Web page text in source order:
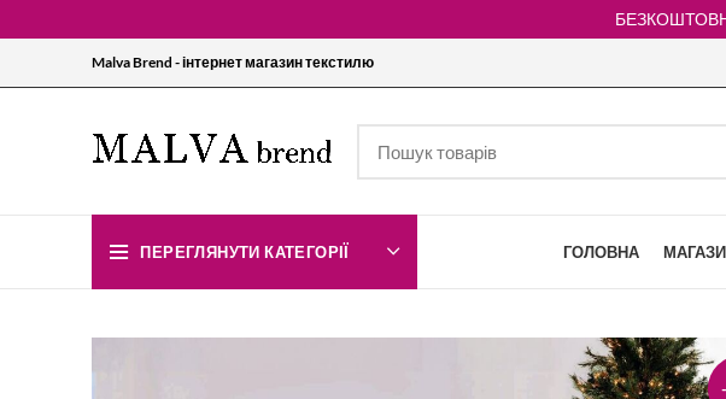
Malva Brend - інтернет магазин текстилю
ПЕРЕГЛЯНУТИ КАТЕГОРІЇ ГОЛОВНА